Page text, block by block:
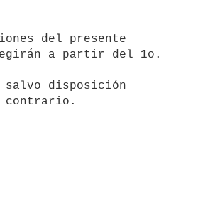
a partir del 1o.
salvo disposición